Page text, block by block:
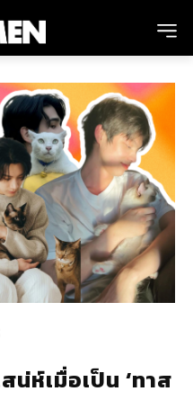
น่ห์เมื่อเป็น ‘ทาส